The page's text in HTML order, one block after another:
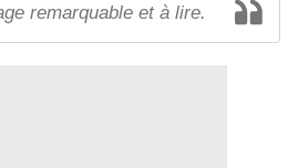
remarquable et à lire.